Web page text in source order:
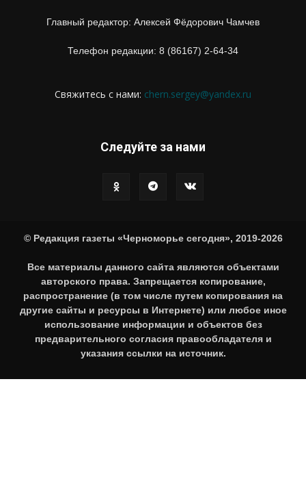
Главный редактор: Алексей Фёдорович Чамчев
Телефон редакции: 8 (86167) 2-64-34
Свяжитесь с нами: chern.sergey@yandex.ru
Следуйте за нами
© Редакция газеты «Черноморье сегодня», 2019-2026
Все материалы данного сайта являются объектами
авторского права. Запрещается копирование,
распространение (в том числе путем копирования на
другие сайты и ресурсы в Интернете) или любое иное
использование информации и объектов без
предварительного согласия правообладателя и
указания ссылки на источник.